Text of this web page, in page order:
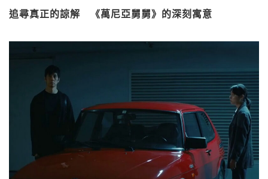
追尋真正的諒解 《萬尼亞舅舅》的深刻寓意